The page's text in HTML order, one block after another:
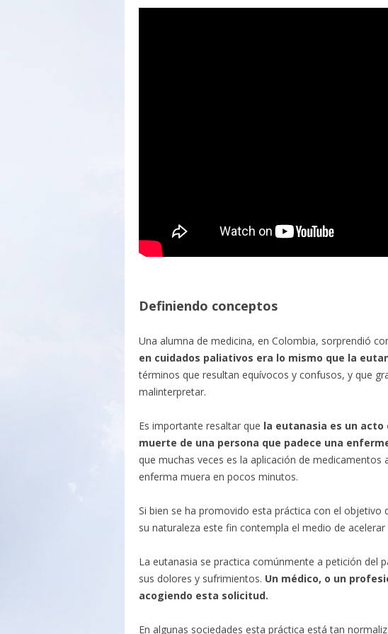
Definiendo conceptos
Una alumna de medicina, en Colombia, sorprendió
en cuidados paliativos era lo mismo que la
términos que resultan equívocos y confusos, y que
malinterpretar.
Es importante resaltar que la eutanasia es un
muerte de una persona que padece una
que muchas veces es la aplicación de
enferma muera en pocos minutos.
Si bien se ha promovido esta práctica con el
su naturaleza este fin contempla el medio de
La eutanasia se practica comúnmente a petición del
sus dolores y sufrimientos. Un médico, o un
acogiendo esta solicitud.
En algunas sociedades esta práctica está tan